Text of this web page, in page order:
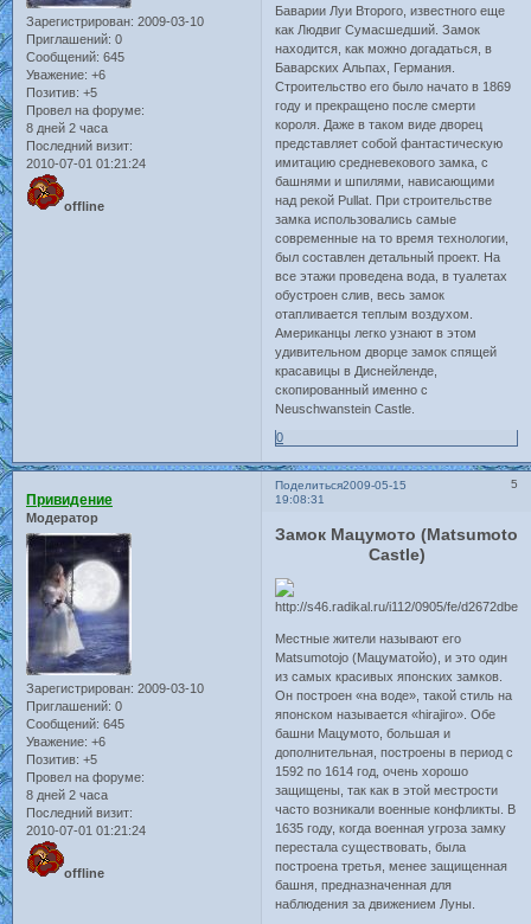
Зарегистрирован: 2009-03-10
Приглашений: 0
Сообщений: 645
Уважение: +6
Позитив: +5
Провел на форуме:
8 дней 2 часа
Последний визит:
2010-07-01 01:21:24
offline
Баварии Луи Второго, известного еще
как Людвиг Сумасшедший. Замок
находится, как можно догадаться, в
Баварских Альпах, Германия.
Строительство его было начато в 1869
году и прекращено после смерти
короля. Даже в таком виде дворец
представляет собой фантастическую
имитацию средневекового замка, с
башнями и шпилями, нависающими
над рекой Pullat. При строительстве
замка использовались самые
современные на то время технологии,
был составлен детальный проект. На
все этажи проведена вода, в туалетах
обустроен слив, весь замок
отапливается теплым воздухом.
Американцы легко узнают в этом
удивительном дворце замок спящей
красавицы в Диснейленде,
скопированный именно с
Neuschwanstein Castle.
0
Поделиться 5
2009-05-15
19:08:31
Привидение
Модератор
Зарегистрирован: 2009-03-10
Приглашений: 0
Сообщений: 645
Уважение: +6
Позитив: +5
Провел на форуме:
8 дней 2 часа
Последний визит:
2010-07-01 01:21:24
offline
Замок Мацумото (Matsumoto
Castle)
Местные жители называют его
Matsumotojo (Мацуматойо), и это один
из самых красивых японских замков.
Он построен «на воде», такой стиль на
японском называется «hirajiro». Обе
башни Мацумото, большая и
дополнительная, построены в период с
1592 по 1614 год, очень хорошо
защищены, так как в этой местрости
часто возникали военные конфликты. В
1635 году, когда военная угроза замку
перестала существовать, была
построена третья, менее защищенная
башня, предназначенная для
наблюдения за движением Луны.